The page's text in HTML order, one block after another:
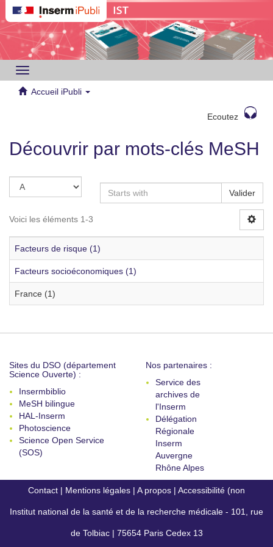
Toggle
navigation
Accueil iPubli
Ecoutez
Découvrir par mots-clés MeSH
Valider
Voici les éléments 1-3
Facteurs de risque (1)
Facteurs socioéconomiques (1)
France (1)
Sites du DSO (département
Science Ouverte) :
Insermbiblio
MeSH bilingue
HAL-Inserm
Photoscience
Science Open Service
(SOS)
Nos partenaires :
Service des
archives de
l'Inserm
Délégation
Régionale
Inserm
Auvergne
Rhône Alpes
Contact | Mentions légales | A propos | Accessibilité (non
conforme)
Institut national de la santé et de la recherche médicale - 101, rue
de Tolbiac | 75654 Paris Cedex 13